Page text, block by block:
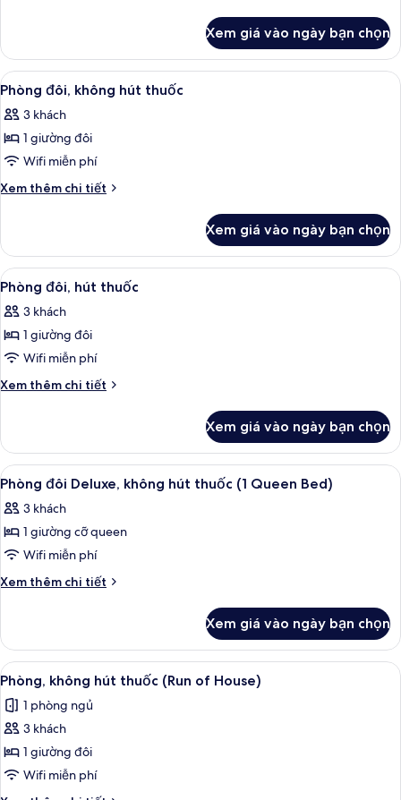
Tiêu
chuẩn,
2
giường
đơn
Phòng
giường
Tiêu
chuẩn,
giường
đơn
Xem giá vào ngày bạn chọn
Xem
tất
cả
ảnh
Phòng
đôi,
thuốc
Chăn bông, bàn, màn/rèm cản sáng,
9
Phòng đôi, không hút thuốc
3 khách
1 giường đôi
Wifi miễn phí
Xem thêm chi tiết
Chi
Phòng
đôi,
không
thuốc
Xem giá vào ngày bạn chọn
Xem
tất
cả
ảnh
Phòng
đôi,
Chăn bông, bàn, màn/rèm cản sáng,
8
Phòng đôi, hút thuốc
3 khách
1 giường đôi
Wifi miễn phí
Xem thêm chi tiết
Chi
Phòng
đôi,
hút
Xem giá vào ngày bạn chọn
Xem
tất
cả
ảnh
Phòng
đôi
hút
thuốc
(1
Queen
Bed)
Chăn bông, bàn, màn/rèm cản sáng,
6
Phòng đôi Deluxe, không hút thuốc (1 Queen Bed)
3 khách
1 giường cỡ queen
Wifi miễn phí
Xem thêm chi tiết
Chi
Phòng
đôi
Deluxe,
không
hút
thuốc
Queen
Bed)
Xem giá vào ngày bạn chọn
Xem
tất
cả
ảnh
Phòng,
không
hút
Chăn bông, bàn, màn/rèm cản sáng,
10
Phòng, không hút thuốc (Run of House)
1 phòng ngủ
3 khách
1 giường đôi
Wifi miễn phí